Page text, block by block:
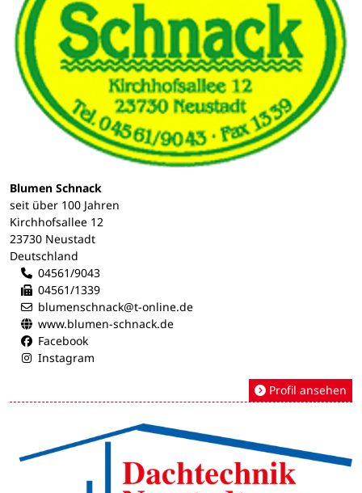
Blumen Schnack
seit über 100 Jahren
Kirchhofsallee 12
23730 Neustadt
Deutschland
04561/9043
04561/1339
blumenschnack@t-online.de
www.blumen-schnack.de
Facebook
Instagram
Profil ansehen